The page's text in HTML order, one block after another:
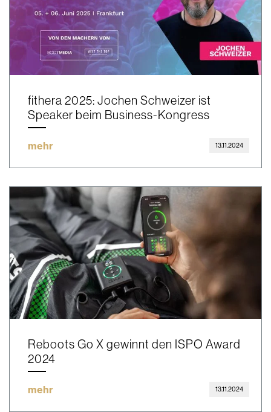
fithera 2025: Jochen Schweizer ist
Speaker beim Business-Kongress
mehr 13.11.2024
Reboots Go X gewinnt den ISPO Award
2024
mehr 13.11.2024